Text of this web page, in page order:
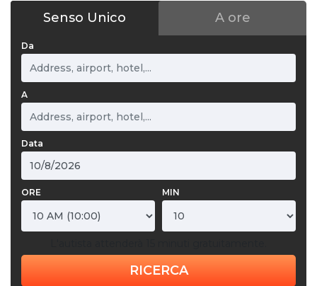
Senso Unico A ore
Da
A
Data
ORE MIN
RICERCA